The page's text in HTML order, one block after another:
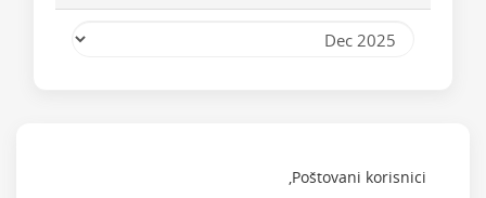
Poštovani korisnici,